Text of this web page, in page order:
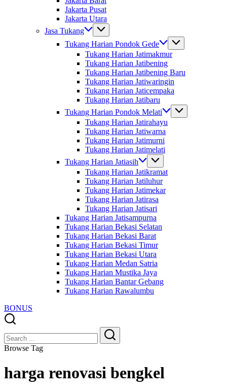
Jakarta Pusat
Jakarta Utara
Jasa Tukang
Tukang Harian Pondok Gede
Tukang Harian Jatimakmur
Tukang Harian Jatibening
Tukang Harian Jatibening Baru
Tukang Harian Jatiwaringin
Tukang Harian Jaticempaka
Tukang Harian Jatibaru
Tukang Harian Pondok Melati
Tukang Harian Jatirahayu
Tukang Harian Jatiwarna
Tukang Harian Jatimurni
Tukang Harian Jatimelati
Tukang Harian Jatiasih
Tukang Harian Jatikramat
Tukang Harian Jatiluhur
Tukang Harian Jatimekar
Tukang Harian Jatirasa
Tukang Harian Jatisari
Tukang Harian Jatisampurna
Tukang Harian Bekasi Selatan
Tukang Harian Bekasi Barat
Tukang Harian Bekasi Timur
Tukang Harian Bekasi Utara
Tukang Harian Medan Satria
Tukang Harian Mustika Jaya
Tukang Harian Bantar Gebang
Tukang Harian Rawalumbu
BONUS
Search
Search
Browse Tag
harga renovasi bengkel